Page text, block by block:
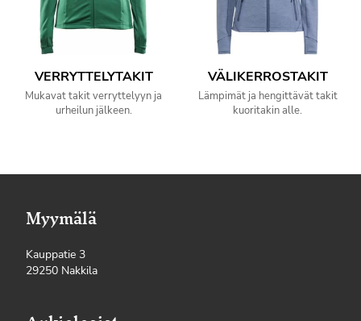
VERRYTTELYTAKIT
Mukavat takit verryttelyyn ja
urheilun jälkeen.
VÄLIKERROSTAKIT
Lämpimät ja hengittävät takit
kuoritakin alle.
Myymälä
Kauppatie 3
29250 Nakkila